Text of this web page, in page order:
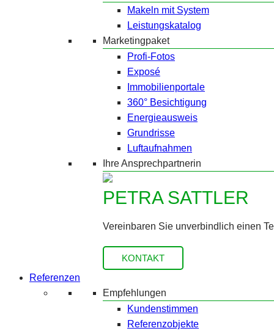
Makeln mit System
Leistungskatalog
Marketingpaket
Profi-Fotos
Exposé
Immobilienportale
360° Besichtigung
Energieausweis
Grundrisse
Luftaufnahmen
Ihre Ansprechpartnerin
PETRA SATTLER
Vereinbaren Sie unverbindlich einen
KONTAKT
Referenzen
Empfehlungen
Kundenstimmen
Referenzobjekte